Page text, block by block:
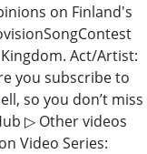
on Finland's
Act/Artist:
you subscribe to
so you don’t miss
▷ Other videos
Video Series: